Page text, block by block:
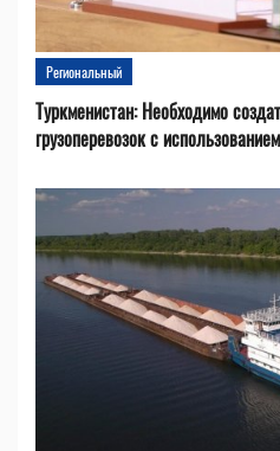
Региональный
Туркменистан: Необходимо
грузоперевозок с